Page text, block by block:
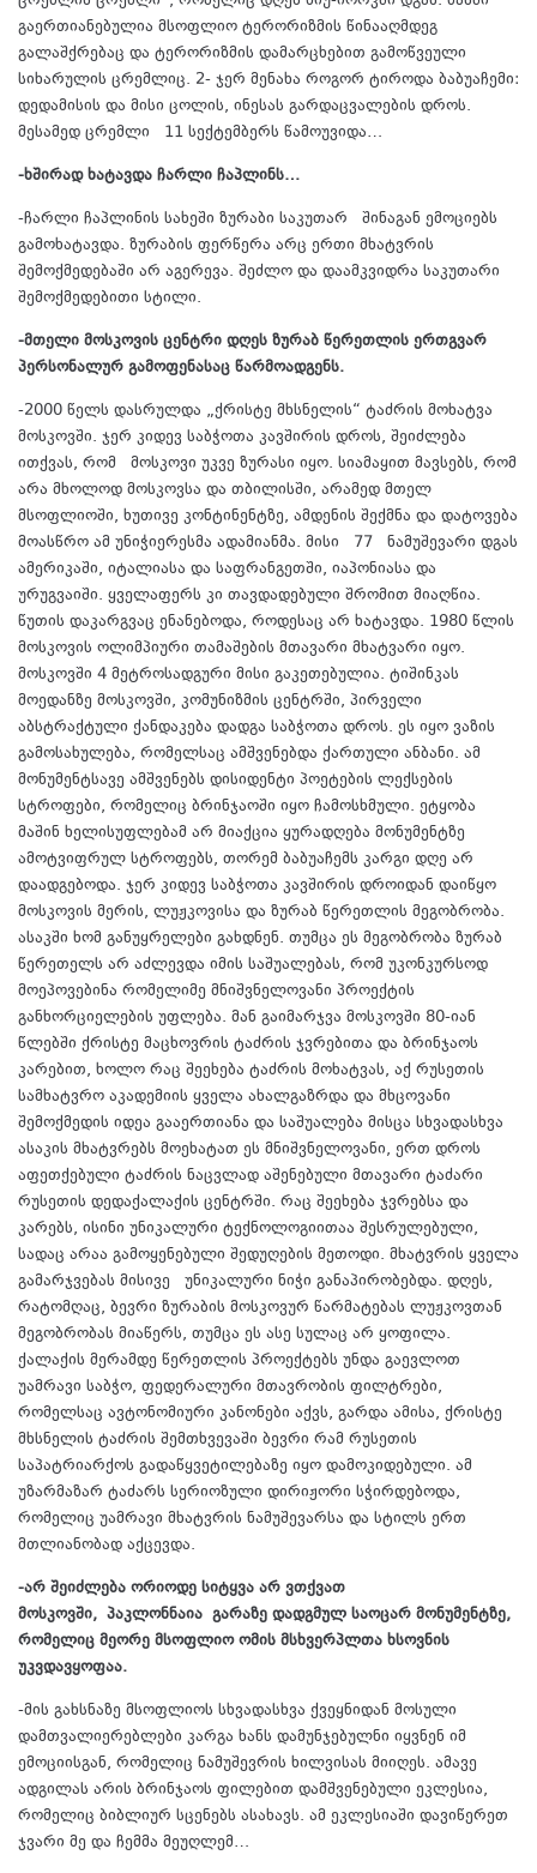
გაერთიანებულია მსოფლიო ტერორიზმის წინააღმდეგ
გალაშქრებაც და ტერორიზმის დამარცხებით გამოწვეული
სიხარულის ცრემლიც. 2- ჯერ მენახა როგორ ტიროდა ბაბუაჩემი:
დედამისის და მისი ცოლის, ინესას გარდაცვალების დროს.
მესამედ ცრემლი 11 სექტემბერს წამოუვიდა…
-ხშირად ხატავდა ჩარლი ჩაპლინს…
-ჩარლი ჩაპლინის სახეში ზურაბი საკუთარ შინაგან ემოციებს
გამოხატავდა. ზურაბის ფერწერა არც ერთი მხატვრის
შემოქმედებაში არ აგერევა. შეძლო და დაამკვიდრა საკუთარი
შემოქმედებითი სტილი.
-მთელი მოსკოვის ცენტრი დღეს ზურაბ წერეთლის ერთგვარ
პერსონალურ გამოფენასაც წარმოადგენს.
-2000 წელს დასრულდა „ქრისტე მხსნელის“ ტაძრის მოხატვა
მოსკოვში. ჯერ კიდევ საბჭოთა კავშირის დროს, შეიძლება
ითქვას, რომ მოსკოვი უკვე ზურასი იყო. სიამაყით მავსებს, რომ
არა მხოლოდ მოსკოვსა და თბილისში, არამედ მთელ
მსოფლიოში, ხუთივე კონტინენტზე, ამდენის შექმნა და დატოვება
მოასწრო ამ უნიჭიერესმა ადამიანმა. მისი 77 ნამუშევარი დგას
ამერიკაში, იტალიასა და საფრანგეთში, იაპონიასა და
ურუგვაიში. ყველაფერს კი თავდადებული შრომით მიაღწია.
წუთის დაკარგვაც ენანებოდა, როდესაც არ ხატავდა. 1980 წლის
მოსკოვის ოლიმპიური თამაშების მთავარი მხატვარი იყო.
მოსკოვში 4 მეტროსადგური მისი გაკეთებულია. ტიშინკას
მოედანზე მოსკოვში, კომუნიზმის ცენტრში, პირველი
აბსტრაქტული ქანდაკება დადგა საბჭოთა დროს. ეს იყო ვაზის
გამოსახულება, რომელსაც ამშვენებდა ქართული ანბანი. ამ
მონუმენტსავე ამშვენებს დისიდენტი პოეტების ლექსების
სტროფები, რომელიც ბრინჯაოში იყო ჩამოსხმული. ეტყობა
მაშინ ხელისუფლებამ არ მიაქცია ყურადღება მონუმენტზე
ამოტვიფრულ სტროფებს, თორემ ბაბუაჩემს კარგი დღე არ
დაადგებოდა. ჯერ კიდევ საბჭოთა კავშირის დროიდან დაიწყო
მოსკოვის მერის, ლუჟკოვისა და ზურაბ წერეთლის მეგობრობა.
ასაკში ხომ განუყრელები გახდნენ. თუმცა ეს მეგობრობა ზურაბ
წერეთელს არ აძლევდა იმის საშუალებას, რომ უკონკურსოდ
მოეპოვებინა რომელიმე მნიშვნელოვანი პროექტის
განხორციელების უფლება. მან გაიმარჯვა მოსკოვში 80-იან
წლებში ქრისტე მაცხოვრის ტაძრის ჯვრებითა და ბრინჯაოს
კარებით, ხოლო რაც შეეხება ტაძრის მოხატვას, აქ რუსეთის
სამხატვრო აკადემიის ყველა ახალგაზრდა და მხცოვანი
შემოქმედის იდეა გააერთიანა და საშუალება მისცა სხვადასხვა
ასაკის მხატვრებს მოეხატათ ეს მნიშვნელოვანი, ერთ დროს
აფეთქებული ტაძრის ნაცვლად აშენებული მთავარი ტაძარი
რუსეთის დედაქალაქის ცენტრში. რაც შეეხება ჯვრებსა და
კარებს, ისინი უნიკალური ტექნოლოგიითაა შესრულებული,
სადაც არაა გამოყენებული შედუღების მეთოდი. მხატვრის ყველა
გამარჯვებას მისივე უნიკალური ნიჭი განაპირობებდა. დღეს,
რატომღაც, ბევრი ზურაბის მოსკოვურ წარმატებას ლუჟკოვთან
მეგობრობას მიაწერს, თუმცა ეს ასე სულაც არ ყოფილა.
ქალაქის მერამდე წერეთლის პროექტებს უნდა გაევლოთ
უამრავი საბჭო, ფედერალური მთავრობის ფილტრები,
რომელსაც ავტონომიური კანონები აქვს, გარდა ამისა, ქრისტე
მხსნელის ტაძრის შემთხვევაში ბევრი რამ რუსეთის
საპატრიარქოს გადაწყვეტილებაზე იყო დამოკიდებული. ამ
უზარმაზარ ტაძარს სერიოზული დირიჟორი სჭირდებოდა,
რომელიც უამრავი მხატვრის ნამუშევარსა და სტილს ერთ
მთლიანობად აქცევდა.
-არ შეიძლება ორიოდე სიტყვა არ ვთქვათ
მოსკოვში, პაკლონნაია გარაზე დადგმულ საოცარ მონუმენტზე,
რომელიც მეორე მსოფლიო ომის მსხვერპლთა ხსოვნის
უკვდავყოფაა.
-მის გახსნაზე მსოფლიოს სხვადასხვა ქვეყნიდან მოსული
დამთვალიერებლები კარგა ხანს დამუნჯებულნი იყვნენ იმ
ემოციისგან, რომელიც ნამუშევრის ხილვისას მიიღეს. ამავე
ადგილას არის ბრინჯაოს ფილებით დამშვენებული ეკლესია,
რომელიც ბიბლიურ სცენებს ასახავს. ამ ეკლესიაში დავიწერეთ
ჯვარი მე და ჩემმა მეუღლემ…